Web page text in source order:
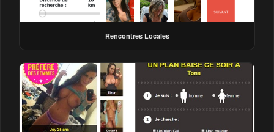
Rencontres Locales